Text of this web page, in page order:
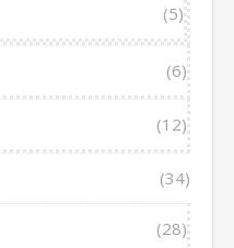
(5)
(6)
(12)
(34)
(28)